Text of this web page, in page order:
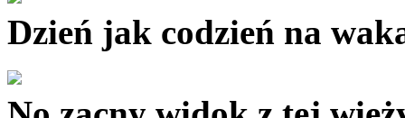
Dzień jak codzień na